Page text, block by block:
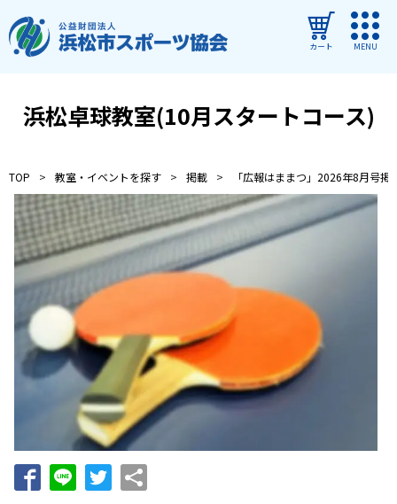
カート MENU
ご利用ガイド
よくある質問
協会について
管理施設
教室・イベントからのお知らせ
浜松市民スポーツ祭
お知らせ
個人情報の取り扱いに関する基本方針
浜松スポーツ協会に関する
浜松卓球教室(10月スタートコース)
TOP 教室・イベントを探す 掲載 「広報はままつ」2026年8月号掲